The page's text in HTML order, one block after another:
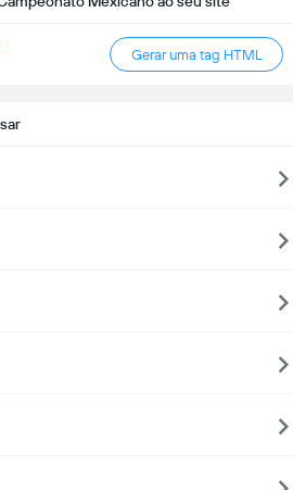
Gerar uma tag HTML